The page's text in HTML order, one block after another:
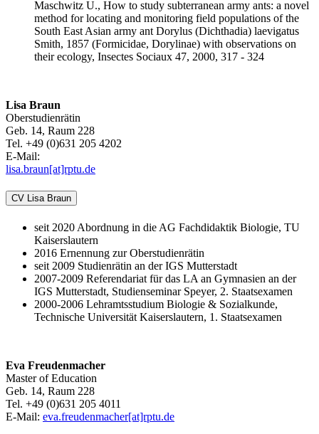
Maschwitz U., How to study subterranean army ants: a novel
method for locating and monitoring field populations of the
South East Asian army ant Dorylus (Dichthadia) laevigatus
Smith, 1857 (Formicidae, Dorylinae) with observations on
their ecology, Insectes Sociaux 47, 2000, 317 - 324
Lisa Braun
Oberstudienrätin
Geb. 14, Raum 228
Tel. +49 (0)631 205 4202
E-Mail:
lisa.braun[at]rptu.de
CV Lisa Braun
seit 2020 Abordnung in die AG Fachdidaktik Biologie, TU
Kaiserslautern
2016 Ernennung zur Oberstudienrätin
seit 2009 Studienrätin an der IGS Mutterstadt
2007-2009 Referendariat für das LA an Gymnasien an der
IGS Mutterstadt, Studienseminar Speyer, 2. Staatsexamen
2000-2006 Lehramtsstudium Biologie & Sozialkunde,
Technische Universität Kaiserslautern, 1. Staatsexamen
Eva Freudenmacher
Master of Education
Geb. 14, Raum 228
Tel. +49 (0)631 205 4011
E-Mail: eva.freudenmacher[at]rptu.de